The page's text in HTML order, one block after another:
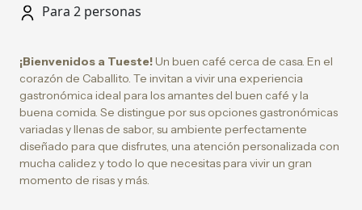
Para 2 personas
¡Bienvenidos a Tueste!Un buen café cerca de casa. En el
corazón de Caballito. Te invitan a vivir una experiencia
gastronómica ideal para los amantes del buen café y la
buena comida. Se distingue por sus opciones gastronómicas
variadas y llenas de sabor, su ambiente perfectamente
diseñado para que disfrutes, una atención personalizada con
mucha calidez y todo lo que necesitas para vivir un gran
momento de risas y más.